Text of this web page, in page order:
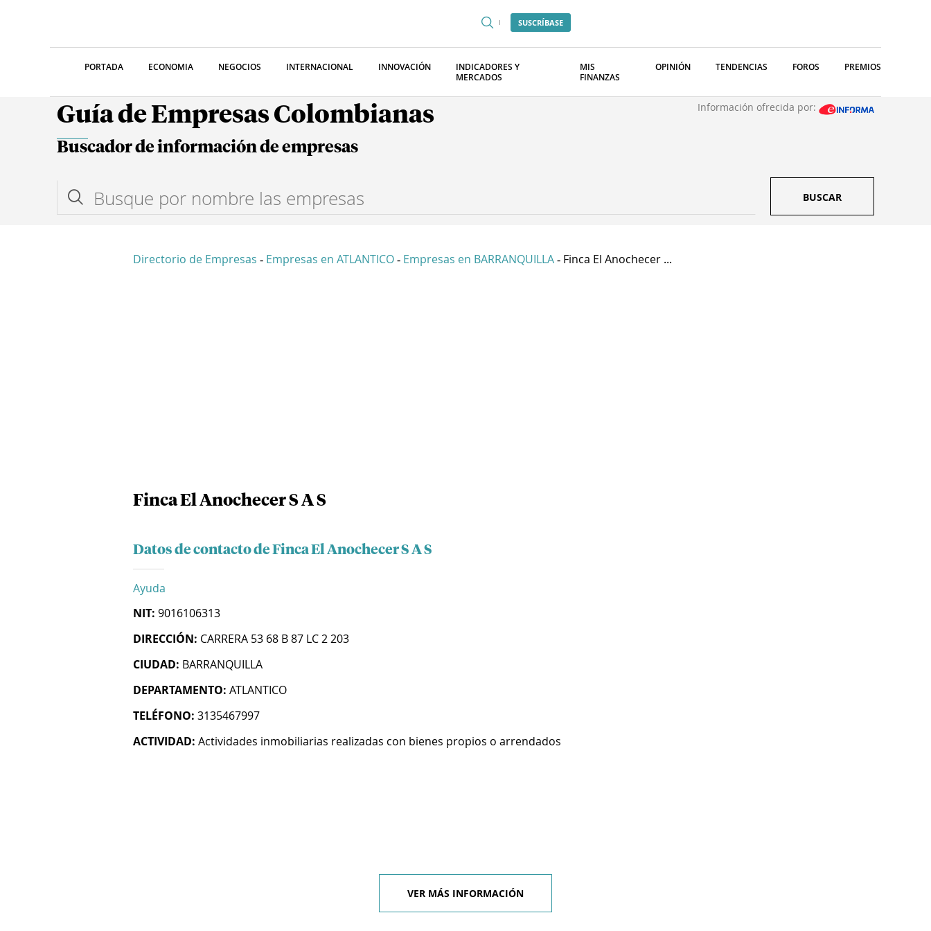
SUSCRÍBASE
PORTADA ECONOMIA NEGOCIOS INTERNACIONAL INNOVACIÓN
INDICADORES Y
MERCADOS
MIS
FINANZAS
OPINIÓN TENDENCIAS FOROS PREMIOS
Guía de Empresas Colombianas Información ofrecida por:
Buscador de información de empresas
BUSCAR
Directorio de Empresas - Empresas en ATLANTICO - Empresas en BARRANQUILLA - Finca El Anochecer ...
Finca El Anochecer S A S
Datos de contacto de Finca El Anochecer S A S
Ayuda
NIT: 9016106313
DIRECCIÓN: CARRERA 53 68 B 87 LC 2 203
CIUDAD: BARRANQUILLA
DEPARTAMENTO: ATLANTICO
TELÉFONO: 3135467997
ACTIVIDAD: Actividades inmobiliarias realizadas con bienes propios o arrendados
VER MÁS INFORMACIÓN